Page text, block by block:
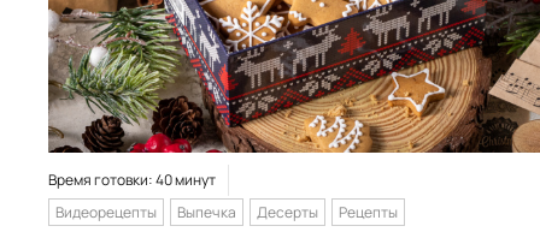
Время готовки: 40 минут
Видеорецепты
Выпечка Десерты Рецепты